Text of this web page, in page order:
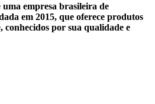
uma empresa brasileira de
em 2015, que oferece produtos
conhecidos por sua qualidade e